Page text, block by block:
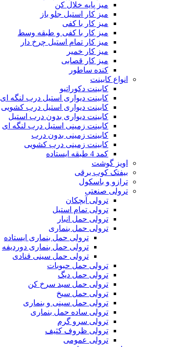
میز پایه خلال کن
میز کار استیل جلو باز
میز کار با کفی
میز کار با کفی و طبقه وسط
میز کار تمام استیل چرخ دار
میز کار خمیر
میز کار قصابی
کنده ساطور
انواع کابینت
کابینت دکوراتیو
کابینت دیواری استیل درب لنگه ای
کابینت دیواری استیل درب کشویی
کابینت دیواری بدون درب استیل
کابینت زمینی استیل درب لنگه ای
کابینت زمینی بدون درب
کابینت زمینی درب کشویی
کمد 4 طبقه ایستاده
اویز گوشت
بیفتک کوب برقی
ترازو و باسکول
ترولی صنعتی
ترولی آبچکان
ترولی تمام استیل
ترولی حمل انبار
ترولی حمل بنماری
ترولی حمل بنماری ایستاده
ترولی حمل بنماری دوردیفه
ترولی حمل سینی قنادی
ترولی حمل حبوبات
ترولی حمل دیگ
ترولی حمل سبد سرخ کن
ترولی حمل سیخ
ترولی حمل سینی و بنماری
ترولی ساده حمل بنماری
ترولی سرو گرم
ترولی ظروف کثیف
ترولی عمومی